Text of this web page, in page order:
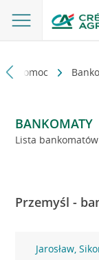
i pomoc
BANKOMATY
Lista
Przemyśl -
Jarosław,